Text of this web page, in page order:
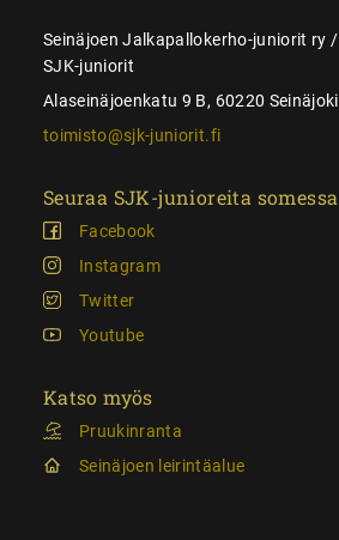
Seinäjoen Jalkapallokerho-juniorit ry /
SJK-juniorit
Alaseinäjoenkatu 9 B, 60220 Seinäjoki
toimisto@sjk-juniorit.fi
Seuraa SJK-junioreita somessa
Facebook
Instagram
Twitter
Youtube
Katso myös
Pruukinranta
Seinäjoen leirintäalue